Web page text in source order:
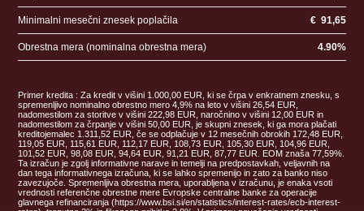
Minimalni mesečni znesek poplačila € 91,65
Obrestna mera (nominalna obrestna mera) 4.90%
Primer kredita : Za kredit v višini 1.000,00 EUR, ki se črpa v enkratnem znesku, s
spremenljivo nominalno obrestno mero 4,9% na leto v višini 26,54 EUR,
nadomestilom za storitve v višini 222,98 EUR, naročnino v višini 12,00 EUR in
nadomestilom za črpanje v višini 50,00 EUR, je skupni znesek, ki ga mora plačati
kreditojemalec 1.311,52 EUR, če se odplačuje v 12 mesečnih obrokih 172,48 EUR,
119,05 EUR, 115,61 EUR, 112,17 EUR, 108,73 EUR, 105,30 EUR, 104,96 EUR,
101,52 EUR, 98,08 EUR, 94,64 EUR, 91,21 EUR, 87,77 EUR. EOM znaša 77,59%.
Ta izračun je zgolj informativne narave in temelji na predpostavkah, veljavnih na
dan tega informativnega izračuna, ki se lahko spremenijo in zato za banko niso
zavezujoče. Spremenljiva obrestna mera, uporabljena v izračunu, je enaka vsoti
vrednosti referenčne obrestne mere Evropske centralne banke za operacije
glavnega refinanciranja (https://www.bsi.si/en/statistics/interest-rates/ecb-interest-